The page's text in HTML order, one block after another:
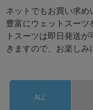
ネットでもお買い求
豊富にウェットスーツ
トスーツは即日発送
きますので、お楽しみ
ALL